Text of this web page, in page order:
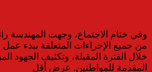
وفي ختام الاجتماع، وجهت المهندسة
من جميع الإجراءات المتعلقة ببدء
خلال الفترة المقبلة، وتكثيف الجهود
المقدمة للمواطنين. عرض أقل